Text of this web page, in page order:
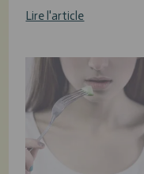
Lire l'article